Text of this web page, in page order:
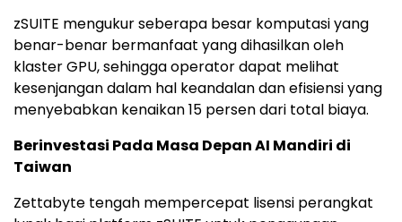
zSUITE mengukur seberapa besar komputasi yang
benar-benar bermanfaat yang dihasilkan oleh
klaster GPU, sehingga operator dapat melihat
kesenjangan dalam hal keandalan dan efisiensi yang
menyebabkan kenaikan 15 persen dari total biaya.
Berinvestasi Pada Masa Depan AI Mandiri di
Taiwan
Zettabyte tengah mempercepat lisensi perangkat